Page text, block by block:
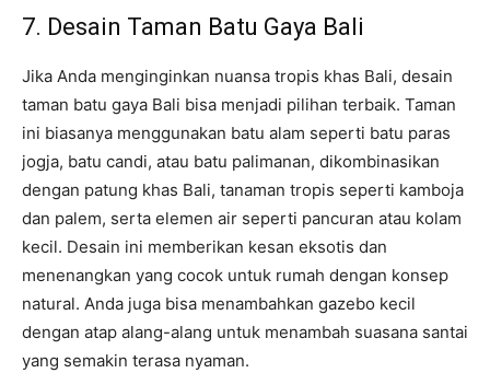
7. Desain Taman Batu Gaya Bali
Jika Anda menginginkan nuansa tropis khas Bali, desain
taman batu gaya Bali bisa menjadi pilihan terbaik. Taman
ini biasanya menggunakan batu alam seperti batu paras
jogja, batu candi, atau batu palimanan, dikombinasikan
dengan patung khas Bali, tanaman tropis seperti kamboja
dan palem, serta elemen air seperti pancuran atau kolam
kecil. Desain ini memberikan kesan eksotis dan
menenangkan yang cocok untuk rumah dengan konsep
natural. Anda juga bisa menambahkan gazebo kecil
dengan atap alang-alang untuk menambah suasana santai
yang semakin terasa nyaman.